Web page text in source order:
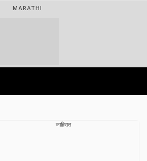
MARATHI
जाहिरात